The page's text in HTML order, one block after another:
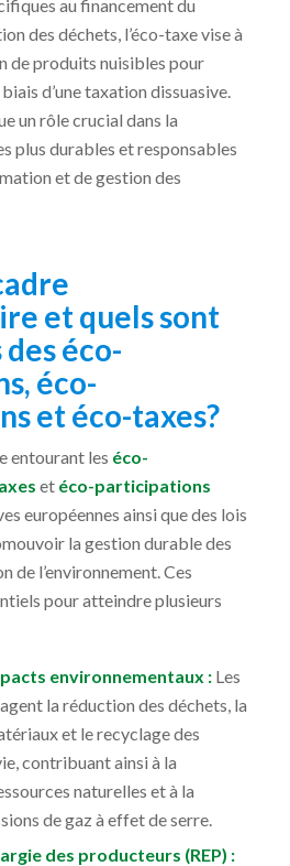
au financement du
des déchets, l’éco-taxe vise à
de produits nuisibles pour
d’une taxation dissuasive.
un rôle crucial dans la
plus durables et responsables
et de gestion des
et quels sont
éco-
éco-
et éco-taxes?
entourant les éco-
et éco-participations
européennes ainsi que des lois
la gestion durable des
de l’environnement. Ces
pour atteindre plusieurs
environnementaux :Les
la réduction des déchets, la
et le recyclage des
contribuant ainsi à la
naturelles et à la
de gaz à effet de serre.
des producteurs (REP) :